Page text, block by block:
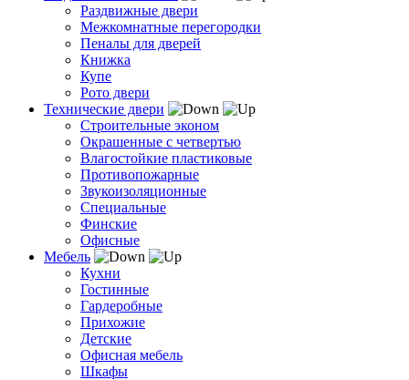
Раздвижные двери
Межкомнатные перегородки
Пеналы для дверей
Книжка
Купе
Рото двери
Технические двери
Строительные эконом
Окрашенные с четвертью
Влагостойкие пластиковые
Противопожарные
Звукоизоляционные
Специальные
Финские
Офисные
Мебель
Кухни
Гостинные
Гардеробные
Прихожие
Детские
Офисная мебель
Шкафы